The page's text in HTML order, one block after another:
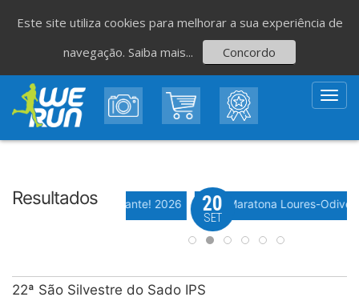
Resultados Evento WeTiming
Corrida da Festa do Avante! 2026 Meia Maratona Loures-
20
SET
22ª São Silvestre do Sado IPS
Este site utiliza cookies para melhorar a sua experiência de
navegação. Saiba mais... Concordo